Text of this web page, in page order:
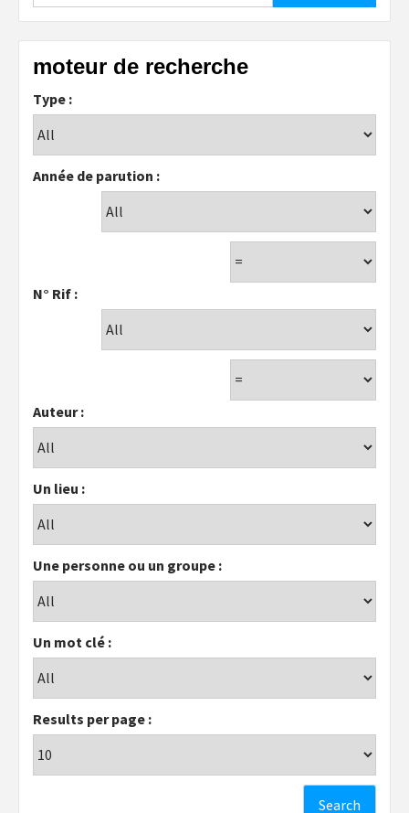
moteur de recherche
Type :
Année de parution :
N° Rif :
Auteur :
Un lieu :
Une personne ou un groupe :
Un mot clé :
Results per page :